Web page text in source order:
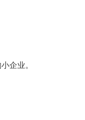
企业。